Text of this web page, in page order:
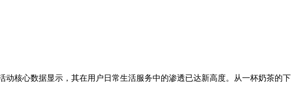
动核心数据显示，其在用户日常生活服务中的渗透已达新高度。从一杯奶茶的下